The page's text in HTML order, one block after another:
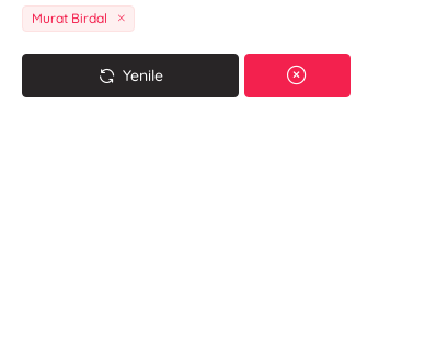
Murat Birdal
Yenile